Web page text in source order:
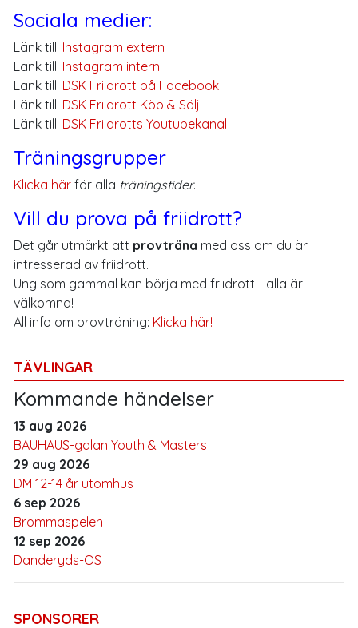
Sociala medier:
Länk till: Instagram extern
Länk till: Instagram intern
Länk till: DSK Friidrott på Facebook
Länk till: DSK Friidrott Köp & Sälj
Länk till: DSK Friidrotts Youtubekanal
Träningsgrupper
Klicka här för alla träningstider.
Vill du prova på friidrott?
Det går utmärkt att provträna med oss om du är
intresserad av friidrott.
Ung som gammal kan börja med friidrott - alla är
välkomna!
All info om provträning: Klicka här!
TÄVLINGAR
Kommande händelser
13 aug 2026
BAUHAUS-galan Youth & Masters
29 aug 2026
DM 12-14 år utomhus
6 sep 2026
Brommaspelen
12 sep 2026
Danderyds-OS
SPONSORER